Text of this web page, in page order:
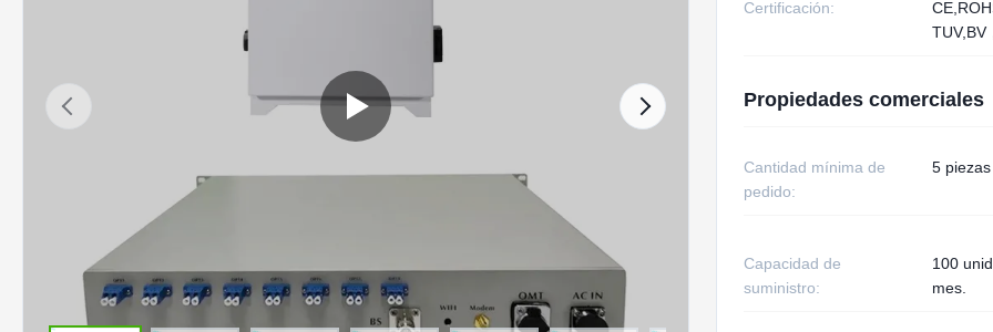
Certificación:
TUV,BV
Propiedades comerciales
Cantidad mínima de
pedido:
5 piezas
Capacidad de
suministro:
100
mes.